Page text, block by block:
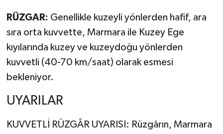
RÜZGAR: Genellikle kuzeyli yönlerden hafif, ara
sıra orta kuvvette, Marmara ile Kuzey Ege
kıyılarında kuzey ve kuzeydoğu yönlerden
kuvvetli (40-70 km/saat) olarak esmesi
bekleniyor.
UYARILAR
KUVVETLİ RÜZGÂR UYARISI: Rüzgârın, Marmara